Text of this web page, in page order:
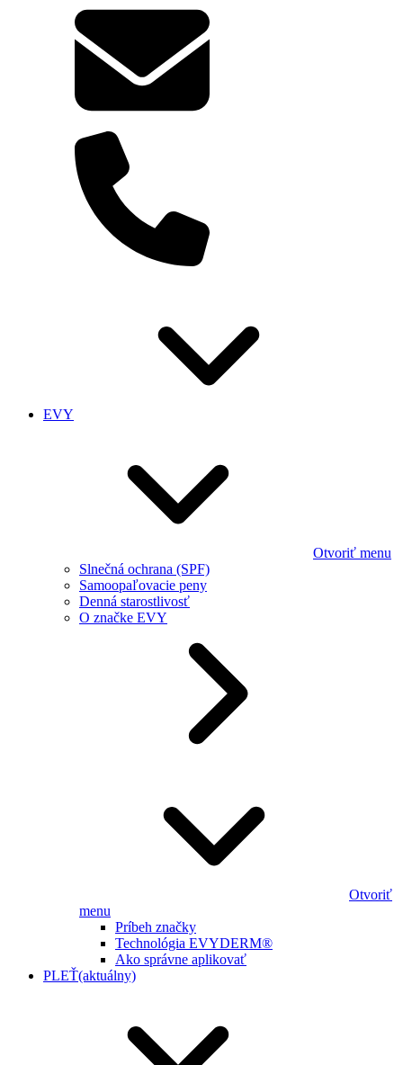
EVY
Otvoriť menu
Slnečná ochrana (SPF)
Samoopaľovacie peny
Denná starostlivosť
O značke EVY
Otvoriť
menu
Príbeh značky
Technológia EVYDERM®
Ako správne aplikovať
PLEŤ(aktuálny)